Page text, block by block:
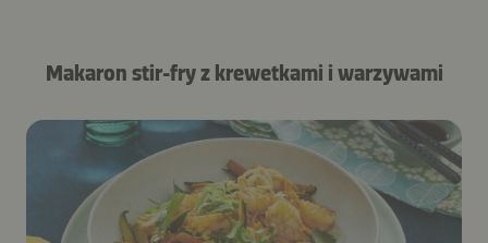
Makaron stir-fry z krewetkami i warzywami